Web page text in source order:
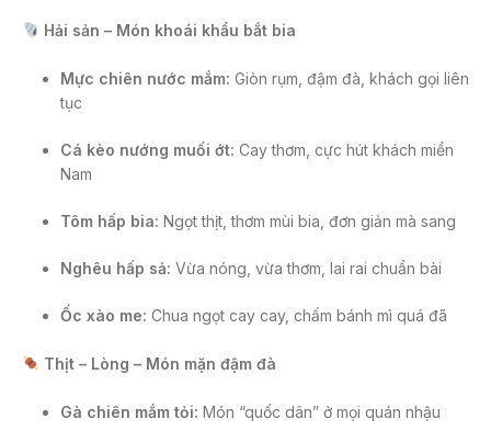
Hải sản – Món khoái khẩu bắt bia
Mực chiên nước mắm: Giòn rụm, đậm đà, khách gọi liên
tục
Cá kèo nướng muối ớt: Cay thơm, cực hút khách miền
Nam
Tôm hấp bia: Ngọt thịt, thơm mùi bia, đơn giản mà sang
Nghêu hấp sả: Vừa nóng, vừa thơm, lai rai chuẩn bài
Ốc xào me: Chua ngọt cay cay, chấm bánh mì quá đã
Thịt – Lòng – Món mặn đậm đà
Gà chiên mắm tỏi: Món “quốc dân” ở mọi quán nhậu